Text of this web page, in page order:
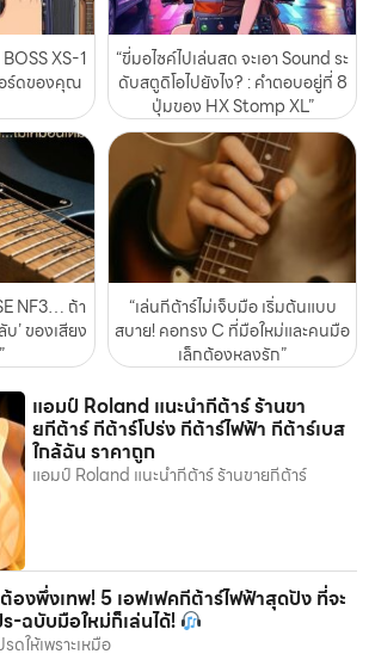
XS-1
ร์ดของคุณ
“ขี่มอไซค์ไปเล่นสด จะเอา Sound ระ
ดับสตูดิโอไปยังไง? : คำตอบอยู่ที่ 8
ปุ่มของ HX Stomp XL”
NF3… ถ้า
’ ของเสียง
“เล่นกีต้าร์ไม่เจ็บมือ เริ่มต้นแบบ
สบาย! คอทรง C ที่มือใหม่และคนมือ
เล็กต้องหลงรัก”
แอมป์ Roland แนะนำกีต้าร์ ร้านขา
ยกีต้าร์ กีต้าร์โปร่ง กีต้าร์ไฟฟ้า กีต้าร์เบส
ใกล้ฉัน ราคาถูก
แอมป์ Roland แนะนำกีต้าร์ ร้านขายกีต้าร์
องพึ่งเทพ! 5 เอฟเฟคกีต้าร์ไฟฟ้าสุดปัง ที่จะ
-ฉบับมือใหม่ก็เล่นได้!
ดให้เพราะเหมือ